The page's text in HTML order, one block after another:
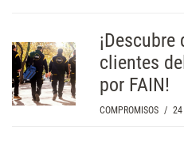
clientes
por FAIN!
COMPROMISOS / 24